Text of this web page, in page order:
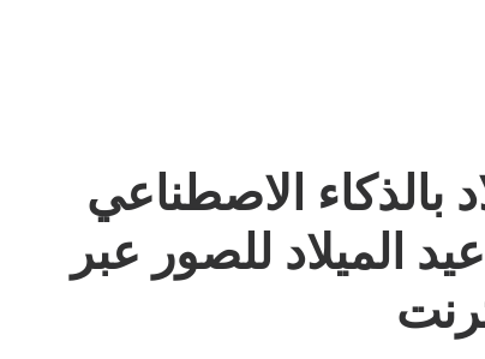
بالذكاء الاصطناعي
الميلاد للصور عبر